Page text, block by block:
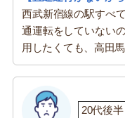
西武新宿線の駅すべ
通運転をしていない
用したくても、高田
20代後半